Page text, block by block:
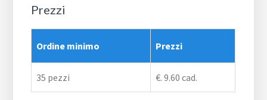
Prezzi
Ordine minimo Prezzi
35 pezzi €. 9.60 cad.